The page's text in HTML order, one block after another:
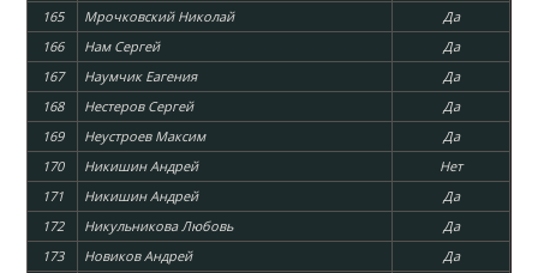
165
Мрочковский Николай
Да
166
Нам Сергей
Да
167
Наумчик Еагения
Да
168
Нестеров Сергей
Да
169
Неустроев Максим
Да
170
Никишин Андрей
Нет
171
Никишин Андрей
Да
172
Никульникова Любовь
Да
173
Новиков Андрей
Да